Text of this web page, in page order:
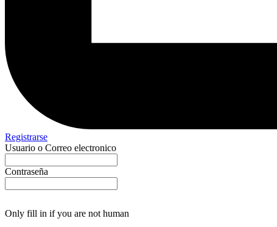
Registrarse
Usuario o Correo electronico
Contraseña
Only fill in if you are not human